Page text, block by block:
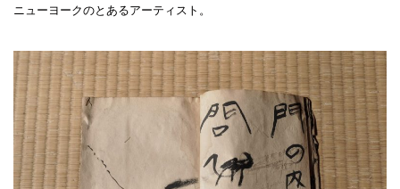
ニューヨークのとあるアーティスト。